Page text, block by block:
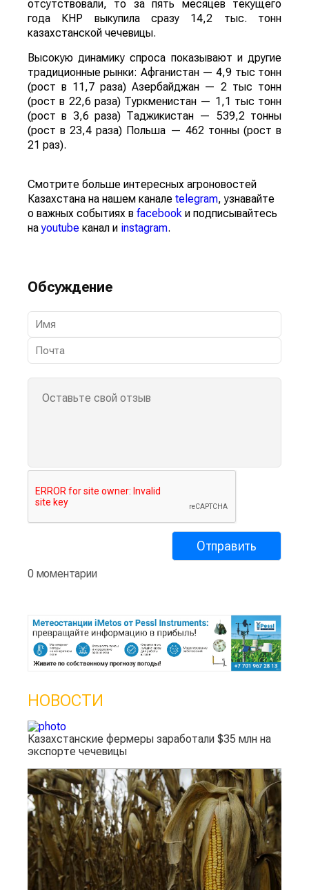
отсутствовали, то за пять месяцев текущего
года КНР выкупила сразу 14,2 тыс. тонн
казахстанской чечевицы.
Высокую динамику спроса показывают и другие
традиционные рынки: Афганистан — 4,9 тыс тонн
(рост в 11,7 раза) Азербайджан — 2 тыс тонн
(рост в 22,6 раза) Туркменистан — 1,1 тыс тонн
(рост в 3,6 раза) Таджикистан — 539,2 тонны
(рост в 23,4 раза) Польша — 462 тонны (рост в
21 раз).
Смотрите больше интересных агроновостей
Казахстана на нашем канале telegram, узнавайте
о важных событиях в facebook и подписывайтесь
наyoutube канал и instagram.
Обсуждение
0 моментарии
НОВОСТИ
Казахстанские фермеры заработали $35 млн на
экспорте чечевицы